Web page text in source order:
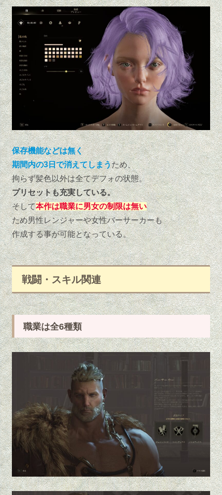
保存機能などは無く
期間内の3日で消えてしまうため、
拘らず髪色以外は全てデフォの状態。
プリセットも充実している。
そして本作は職業に男女の制限は無い
ため男性レンジャーや女性バーサーカーも
作成する事が可能となっている。
戦闘・スキル関連
職業は全6種類